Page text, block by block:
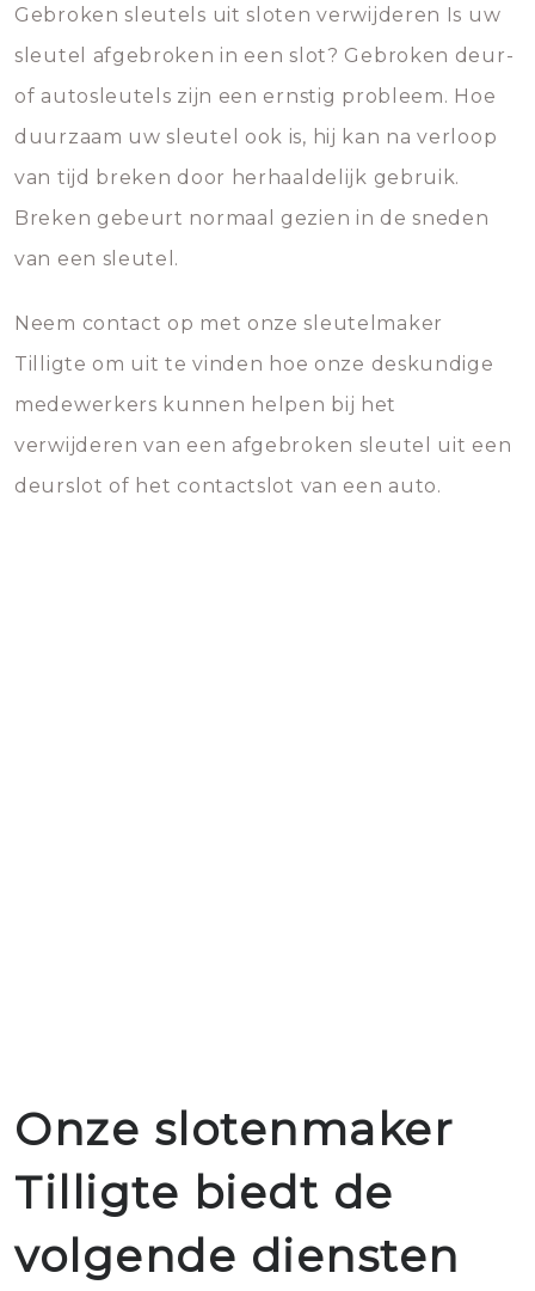
Gebroken sleutels uit sloten verwijderen Is uw
sleutel afgebroken in een slot? Gebroken deur-
of autosleutels zijn een ernstig probleem. Hoe
duurzaam uw sleutel ook is, hij kan na verloop
van tijd breken door herhaaldelijk gebruik.
Breken gebeurt normaal gezien in de sneden
van een sleutel.
Neem contact op met onze sleutelmaker
Tilligte om uit te vinden hoe onze deskundige
medewerkers kunnen helpen bij het
verwijderen van een afgebroken sleutel uit een
deurslot of het contactslot van een auto.
Onze slotenmaker
Tilligte biedt de
volgende diensten